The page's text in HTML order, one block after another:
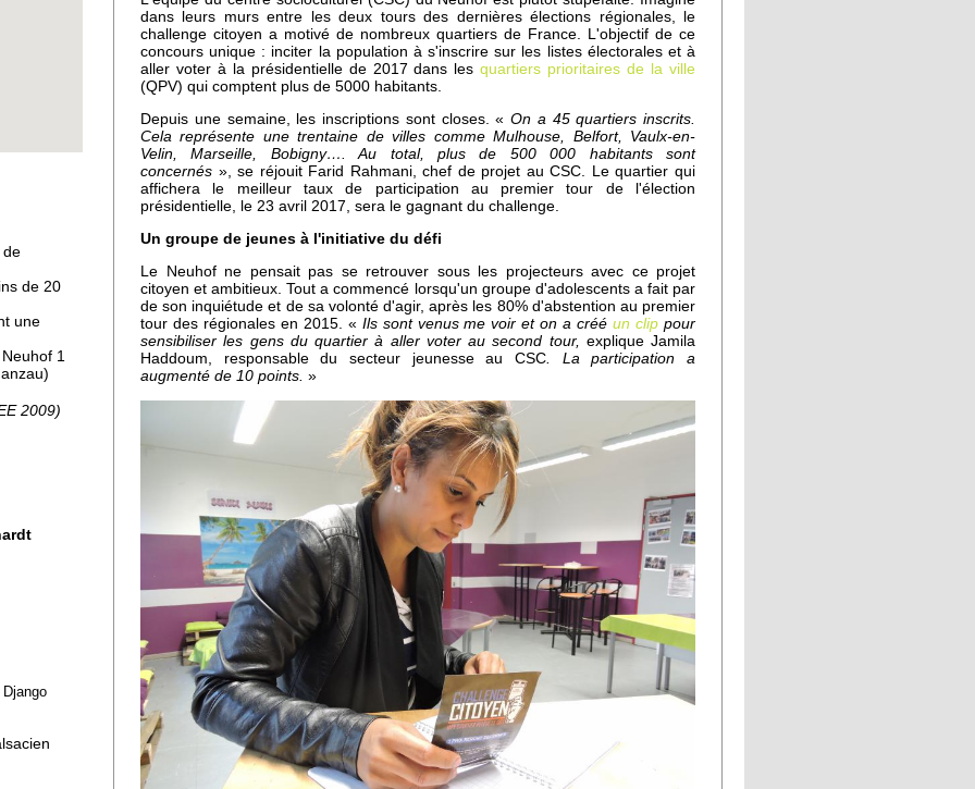
de
de 20
une
1
2009)
dans leurs murs entre les deux tours des dernières élections régionales, le
challenge citoyen a motivé de nombreux quartiers de France. L'objectif de ce
concours unique : inciter la population à s'inscrire sur les listes électorales et à
aller voter à la présidentielle de 2017 dans lesquartiers prioritaires de la ville
(QPV) qui comptent plus de 5000 habitants.
Depuis une semaine, les inscriptions sont closes. « On a 45 quartiers inscrits.
Cela représente une trentaine de villes comme Mulhouse, Belfort, Vaulx-en-
Velin, Marseille, Bobigny…. Au total, plus de 500 000 habitants sont
concernés », se réjouit Farid Rahmani, chef de projet au CSC. Le quartier qui
affichera le meilleur taux de participation au premier tour de l'élection
présidentielle, le 23 avril 2017, sera le gagnant du challenge.
Un groupe de jeunes à l'initiative du défi
Le Neuhof ne pensait pas se retrouver sous les projecteurs avec ce projet
citoyen et ambitieux. Tout a commencé lorsqu'un groupe d'adolescents a fait par
de son inquiétude et de sa volonté d'agir, après les 80% d'abstention au premier
tour des régionales en 2015. « Ils sont venus me voir et on a crééun clip pour
sensibiliser les gens du quartier à aller voter au second tour, explique Jamila
Haddoum, responsable du secteur jeunesse au CSC . La participation a
augmenté de 10 points. »